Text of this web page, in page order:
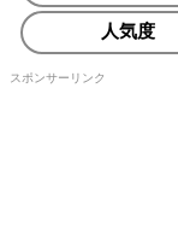
人気度
スポンサーリンク